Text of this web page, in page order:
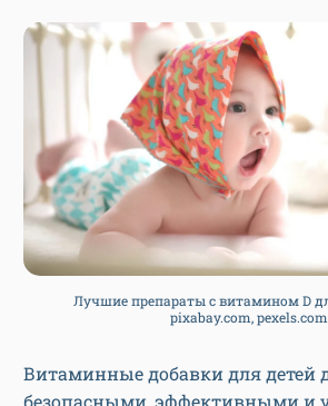
Лучшие препараты с витамином D
pixabay.com, pexels.com
Витаминные добавки для